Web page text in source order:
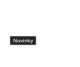
Novinky